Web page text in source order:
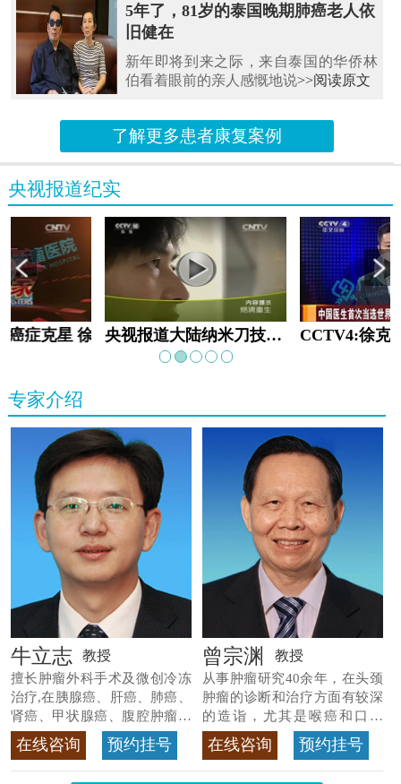
5年了，81岁的泰国晚期肺癌老人依
旧健在
新年即将到来之际，来自泰国的华侨林
伯看着眼前的亲人感慨地说>>阅读原文
了解更多患者康复案例
央视报道纪实
癌症克星 徐克成 央视报道大陆纳米刀技术手术：绝境重生
专家介绍
牛立志 教授
擅长肿瘤外科手术及微创冷冻
治疗,在胰腺癌、肝癌、肺癌、
肾癌、甲状腺癌、腹腔肿瘤等
>>查看专家详情
在线咨询 预约挂号
曾宗渊 教授
从事肿瘤研究40余年，在头颈
肿瘤的诊断和治疗方面有较深
的造诣，尤其是喉癌和口腔
癌，迄今仍是广东喉癌单病种
首席专家 >>查看专家详情
在线咨询 预约挂号